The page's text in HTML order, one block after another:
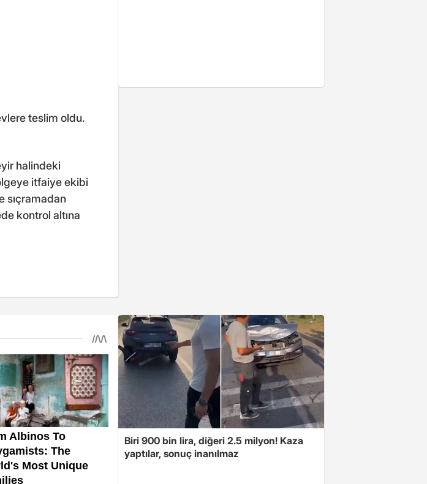
teslim oldu.
halindeki
itfaiye ekibi
sıçramadan
kontrol altına
Biri 900 bin lira, diğeri 2.5 milyon! Kaza
yaptılar, sonuç inanılmaz